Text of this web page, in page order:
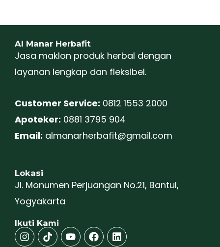
Al Manar Herbafit
Jasa maklon produk herbal dengan
layanan lengkap dan fleksibel.
Customer Service: 0812 1553 2000
Apoteker: 0881 3795 904
Email: almanarherbafit@gmail.com
Lokasi
Jl. Monumen Perjuangan No.21, Bantul,
Yogyakarta
Ikuti Kami